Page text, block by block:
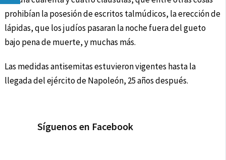
prohibían la posesión de escritos talmúdicos, la erección de
lápidas, que los judíos pasaran la noche fuera del gueto
bajo pena de muerte, y muchas más.
Las medidas antisemitas estuvieron vigentes hasta la
llegada del ejército de Napoleón, 25 años después.
Síguenos en Facebook